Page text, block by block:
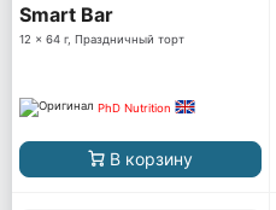
Smart Bar
12 x 64 г, Праздничный торт
PhD Nutrition
В корзину